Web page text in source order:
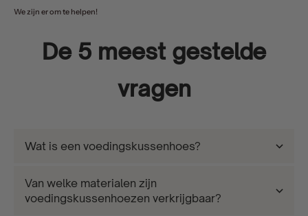
We zijn er om te helpen!
De 5 meest gestelde
vragen
Wat is een voedingskussenhoes?
Van welke materialen zijn
voedingskussenhoezen verkrijgbaar?